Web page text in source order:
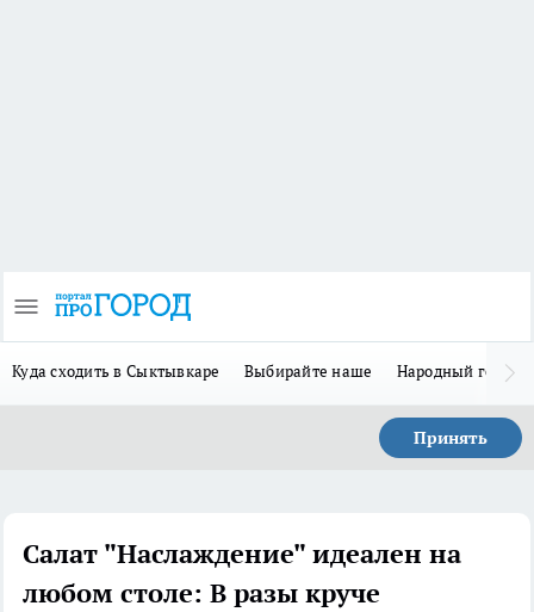
Куда сходить в Сыктывкаре Выбирайте наше Народный герой-
Принять
Салат "Наслаждение" идеален на
любом столе: В разы круче